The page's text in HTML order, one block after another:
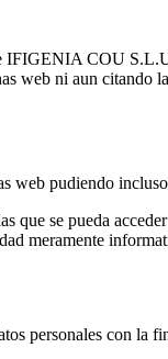
IFIGENIA COU
web ni aun
pudiendo
se pueda
personales con la